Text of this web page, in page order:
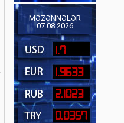
MƏZƏNNƏLƏR
07.08.2026
1.7
1.9633
2.1023
0.0357